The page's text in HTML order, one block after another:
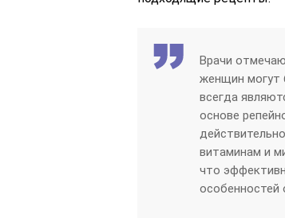
Врачи
женщин могут
всегда
основе
витаминам и
что
особенностей